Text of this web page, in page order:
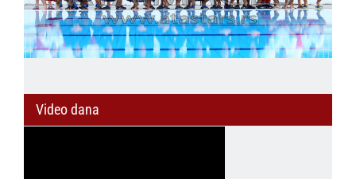
Video dana